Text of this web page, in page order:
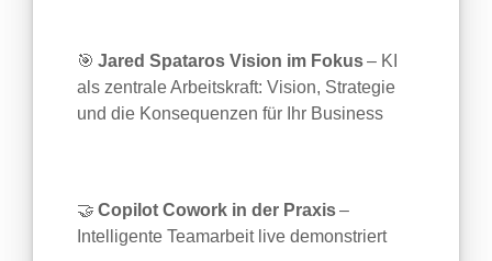
🎯 Jared Spataros Vision im Fokus– KI
als zentrale Arbeitskraft: Vision, Strategie
und die Konsequenzen für Ihr Business
🤝 Copilot Cowork in der Praxis–
Intelligente Teamarbeit live demonstriert